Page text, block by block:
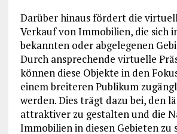
Darüber hinaus fördert die
Verkauf von Immobilien, die sich
bekannten oder abgelegenen
Durch ansprechende virtuelle
können diese Objekte in den
einem breiteren Publikum
werden. Dies trägt dazu bei, den
attraktiver zu gestalten und die
Immobilien in diesen Gebieten zu